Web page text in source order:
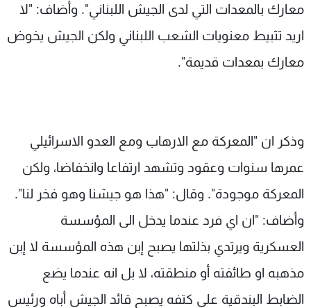
معارك بالمعدات التي لدى الجيش اللبناني". وأضاف: "لا
اريد تثبيط معنويات الشعب اللبناني ولكن الجيش يخوض
معارك بمعدات قديمة".
وذكر ان "المعركة مع الارهاب ومع العدو الاسرائيلي
عمرها سنوات وعقود وتشهد ارتفاعا وانخفاضا، ولكن
المعركة موجودة". وقال: "هذا هو جيشنا وهو فخر لنا".
وأضاف: "ان اي فرد عندما يدخل الى المؤسسة
العسكرية ويرتدي بذلتها يصبح إبن هذه المؤسسة لا إبن
مذهبه او طائفته أو منطقته، لا بل انه عندما يضع
الضابط البندقية على كتفه يصبح قائد الجيش أباه ورئيس